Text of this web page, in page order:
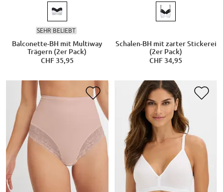
SEHR BELIEBT
Balconette-BH mit Multiway
Trägern (2er Pack)
CHF 35,95
Schalen-BH mit zarter Stickerei
(2er Pack)
CHF 34,95